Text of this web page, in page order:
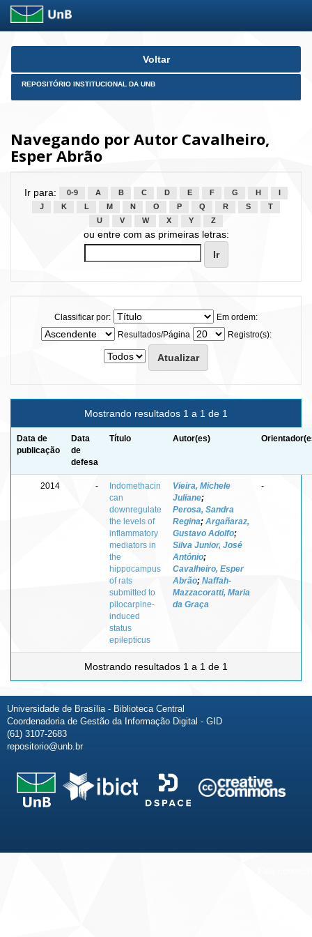
Skip
Voltar
REPOSITÓRIO INSTITUCIONAL DA UNB
Navegando por Autor Cavalheiro,
Esper Abrão
Ir para: 0-9 A B C D E F G H
J
K L M N O P Q R S
T
U
V W X Y Z
ou entre com as primeiras letras:
Classificar por:
Em ordem:
Resultados/Página
Registro(s):
Mostrando resultados 1 a 1 de 1
Data de
publicação
Data
de
defesa
Título Autor(es)
2014 -
Indomethacin
can
downregulate
the levels of
inflammatory
mediators in
the
hippocampus
of rats
submitted to
pilocarpine-
induced
status
epilepticus
Vieira, Michele
Juliane;
Perosa, Sandra
Regina; Argañaraz,
Gustavo Adolfo;
Silva Junior, José
Antônio;
Cavalheiro, Esper
Abrão; Naffah-
Mazzacoratti, Maria
da Graça
-
Mostrando resultados 1 a 1 de 1
Universidade de Brasília - Biblioteca Central
Coordenadoria de Gestão da Informação Digital - GID
(61) 3107-2683
repositorio@unb.br